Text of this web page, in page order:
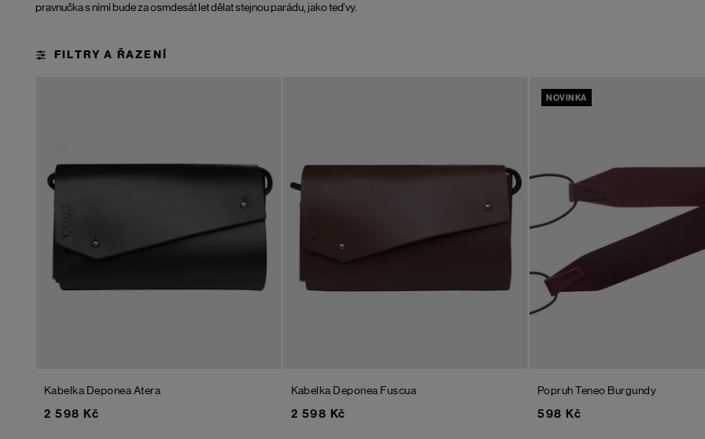
pravnučka s nimi bude za osmdesát let dělat stejnou parádu, jako teď vy.
Kabelka Deponea Atera
2 598 Kč
Kabelka Deponea Fuscua
2 598 Kč
NOVINKA
Popruh Teneo Burgundy
598 Kč